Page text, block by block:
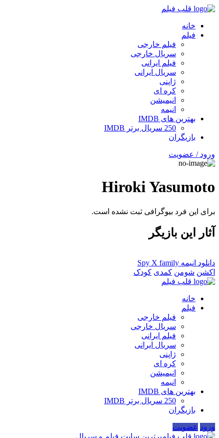
قلب فیلم
خانه
فیلم
فیلم خارجی
سریال خارجی
فیلم ایرانی
سریال ایرانی
ژاپنی
کره ای
انیمیشن
انیمه
بهترین های IMDB
250 سریال برتر IMDB
بازیگران
ورود / عضویت
Hiroki Yasumoto
برای این فرد بیوگرافی ثبت نشده است.
آثار این بازیگر
دانلود انیمه Spy X family
اکشن شومن کمدی کودک
قلب فیلم
خانه
فیلم
فیلم خارجی
سریال خارجی
فیلم ایرانی
سریال ایرانی
ژاپنی
کره ای
انیمیشن
انیمه
بهترین های IMDB
250 سریال برتر IMDB
بازیگران
ورود عضویت
قلب فیلمبرترین سایت فیلم و سریال